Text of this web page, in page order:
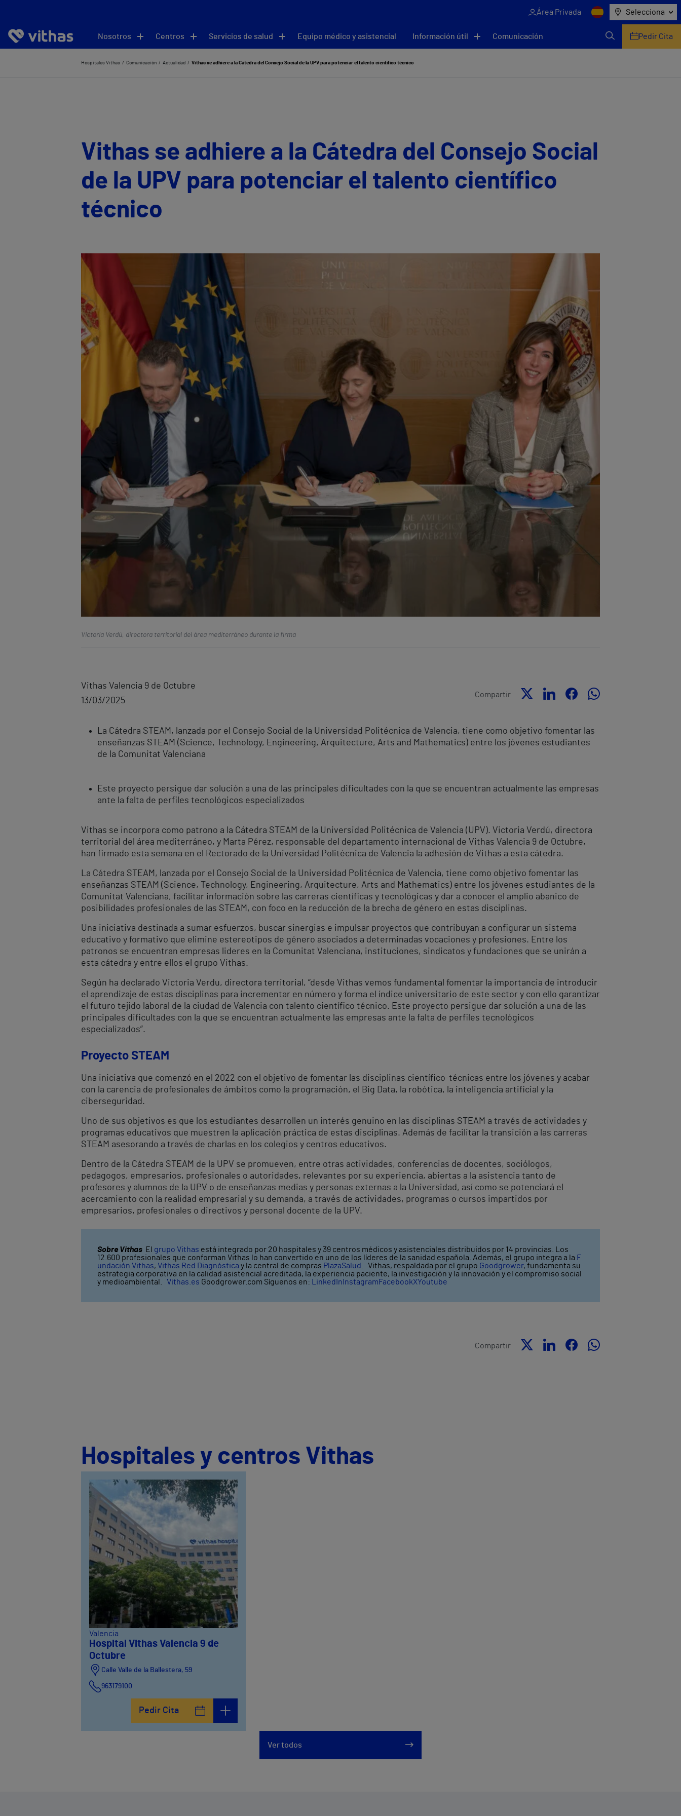
Área Privada Selecciona
Nosotros Centros Servicios de salud Equipo médico y asistencial Información útil Comunicación Pedir Cita
Hospitales Vithas Comunicación Actualidad Vithas se adhiere a la Cátedra del Consejo Social de la UPV para potenciar el talento científico técnico
Vithas se adhiere a la Cátedra del Consejo Social
de la UPV para potenciar el talento científico
técnico
Victoria Verdú, directora territorial del área mediterráneo durante la firma
Vithas Valencia 9 de Octubre
13/03/2025
Compartir
La Cátedra STEAM, lanzada por el Consejo Social de la Universidad Politécnica de Valencia, tiene como objetivo fomentar las
enseñanzas STEAM (Science, Technology, Engineering, Arquitecture, Arts and Mathematics) entre los jóvenes estudiantes
de la Comunitat Valenciana
Este proyecto persigue dar solución a una de las principales dificultades con la que se encuentran actualmente las empresas
ante la falta de perfiles tecnológicos especializados
Vithas se incorpora como patrono a la Cátedra STEAM de la Universidad Politécnica de Valencia (UPV). Victoria Verdú, directora
territorial del área mediterráneo, y Marta Pérez, responsable del departamento internacional de Vithas Valencia 9 de Octubre,
han firmado esta semana en el Rectorado de la Universidad Politécnica de Valencia la adhesión de Vithas a esta cátedra.
La Cátedra STEAM, lanzada por el Consejo Social de la Universidad Politécnica de Valencia, tiene como objetivo fomentar las
enseñanzas STEAM (Science, Technology, Engineering, Arquitecture, Arts and Mathematics) entre los jóvenes estudiantes de la
Comunitat Valenciana, facilitar información sobre las carreras científicas y tecnológicas y dar a conocer el amplio abanico de
posibilidades profesionales de las STEAM, con foco en la reducción de la brecha de género en estas disciplinas.
Una iniciativa destinada a sumar esfuerzos, buscar sinergias e impulsar proyectos que contribuyan a configurar un sistema
educativo y formativo que elimine estereotipos de género asociados a determinadas vocaciones y profesiones. Entre los
patronos se encuentran empresas lideres en la Comunitat Valenciana, instituciones, sindicatos y fundaciones que se unirán a
esta cátedra y entre ellos el grupo Vithas.
Según ha declarado Victoria Verdu, directora territorial, “desde Vithas vemos fundamental fomentar la importancia de introducir
el aprendizaje de estas disciplinas para incrementar en número y forma el índice universitario de este sector y con ello garantizar
el futuro tejido laboral de la ciudad de Valencia con talento científico técnico. Este proyecto persigue dar solución a una de las
principales dificultades con la que se encuentran actualmente las empresas ante la falta de perfiles tecnológicos
especializados”.
Proyecto STEAM
Una iniciativa que comenzó en el 2022 con el objetivo de fomentar las disciplinas científico-técnicas entre los jóvenes y acabar
con la carencia de profesionales de ámbitos como la programación, el Big Data, la robótica, la inteligencia artificial y la
ciberseguridad.
Uno de sus objetivos es que los estudiantes desarrollen un interés genuino en las disciplinas STEAM a través de actividades y
programas educativos que muestren la aplicación práctica de estas disciplinas. Además de facilitar la transición a las carreras
STEAM asesorando a través de charlas en los colegios y centros educativos.
Dentro de la Cátedra STEAM de la UPV se promueven, entre otras actividades, conferencias de docentes, sociólogos,
pedagogos, empresarios, profesionales o autoridades, relevantes por su experiencia, abiertas a la asistencia tanto de
profesores y alumnos de la UPV o de enseñanzas medias y personas externas a la Universidad, así como se potenciará el
acercamiento con la realidad empresarial y su demanda, a través de actividades, programas o cursos impartidos por
empresarios, profesionales o directivos y personal docente de la UPV.
Sobre Vithas El grupo Vithas está integrado por 20 hospitales y 39 centros médicos y asistenciales distribuidos por 14 provincias. Los
12.600 profesionales que conforman Vithas lo han convertido en uno de los líderes de la sanidad española. Además, el grupo integra a la F
undación Vithas, Vithas Red Diagnóstica y la central de compras PlazaSalud . Vithas, respaldada por el grupo Goodgrower, fundamenta su
estrategia corporativa en la calidad asistencial acreditada, la experiencia paciente, la investigación y la innovación y el compromiso social
y medioambiental. Vithas.es Goodgrower.com Síguenos en: LinkedIn InstagramFacebookXYoutube
Compartir
Hospitales y centros Vithas
Valencia
Hospital Vithas Valencia 9 de
Octubre
Calle Valle de la Ballestera, 59
963179100
Pedir Cita
Ver todos